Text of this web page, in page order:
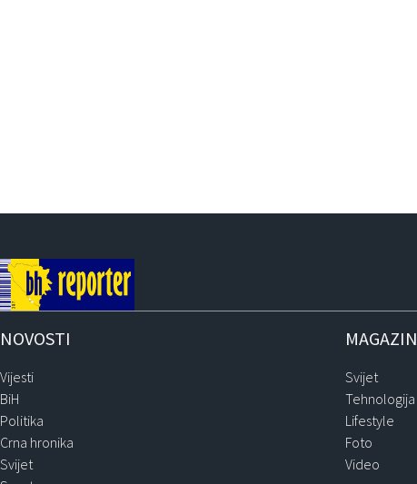
NOVOSTI
Vijesti
BiH
Politika
Crna hronika
Svijet
MAGAZIN
Svijet
Tehnologija
Lifestyle
Foto
Video